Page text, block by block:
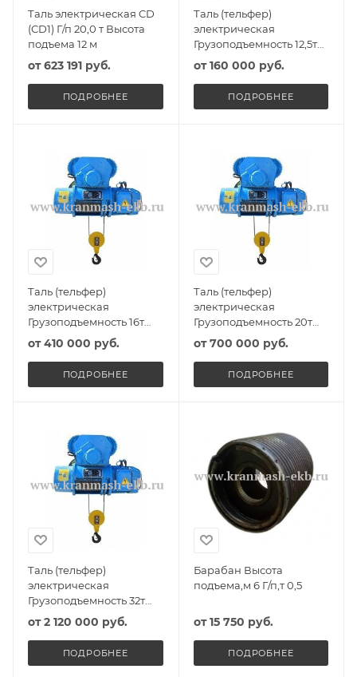
Таль электрическая CD
(CD1) Г/п 20,0 т Высота
подъема 12 м
от623 191 руб.
ПОДРОБНЕЕ
Таль (тельфер)
электрическая
Грузоподъемность 12,5т
Высота подъема 8,5м
от160 000 руб.
ПОДРОБНЕЕ
Таль (тельфер)
электрическая
Грузоподъемность 16т
Высота подъема 10м
от410 000 руб.
ПОДРОБНЕЕ
Таль (тельфер)
электрическая
Грузоподъемность 20т
Высота подъема 10м
от700 000 руб.
ПОДРОБНЕЕ
Таль (тельфер)
электрическая
Грузоподъемность 32т
Высота подъема 10м
от2 120 000 руб.
ПОДРОБНЕЕ
Барабан Высота
подъема,м 6 Г/п,т 0,5
от15 750 руб.
ПОДРОБНЕЕ